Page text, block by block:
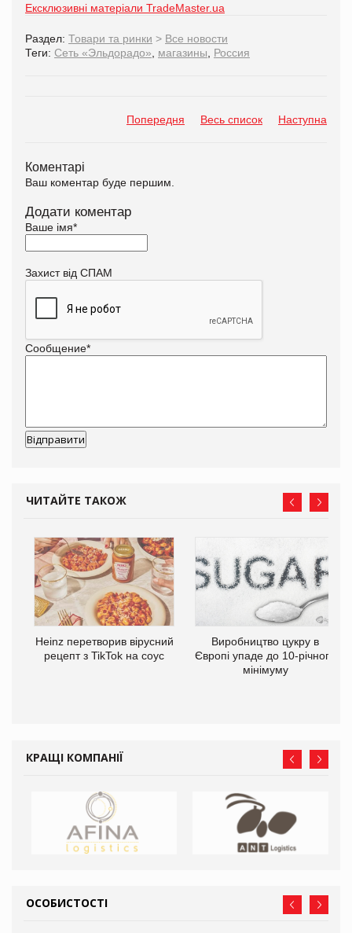
Ексклюзивні матеріали TradeMaster.ua
Раздел: Товари та ринки > Все новости
Теги: Сеть «Эльдорадо» магазины Россия
Попередня Весь список Наступна
Коментарі
Ваш коментар буде першим.
Додати коментар
Ваше імя*
Захист від СПАМ
Сообщение*
ЧИТАЙТЕ ТАКОЖ
Heinz перетворив вірусний
рецепт з TikTok на соус
Виробництво цукру в
Європі упаде до 10-річного
мінімуму
КРАЩІ КОМПАНІЇ
ОСОБИСТОСТІ